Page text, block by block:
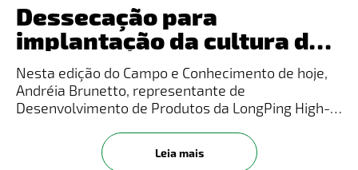
Dessecação para
implantação da cultura de
milho
Nesta edição do Campo e Conhecimento de hoje,
Andréia Brunetto, representante de
Desenvolvimento de Produtos da LongPing High-
implantação da cultura de milho.​​Veja o vídeo
completo no Instagram! Clique Aqui
Leia mais